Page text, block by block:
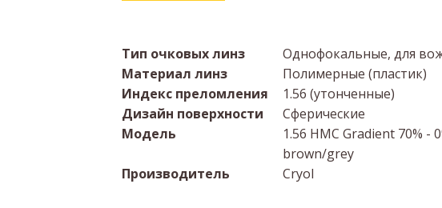
Тип очковых линз
Материал линз
Индекс преломления
Дизайн поверхности
Модель
Производитель
Однофокальные, для
Полимерные (пластик)
1.56 (утонченные)
Сферические
1.56 HMC Gradient 70% -
brown/grey
Cryol